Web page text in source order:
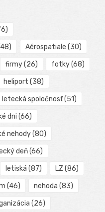
Aérospatiale (30)
firmy(26) fotky(68)
heliport (38)
letecká spoločnosť(51)
dni (66)
nehody(80)
deň(66)
letiská (87) LZ (86)
(46) nehoda (83)
(26)